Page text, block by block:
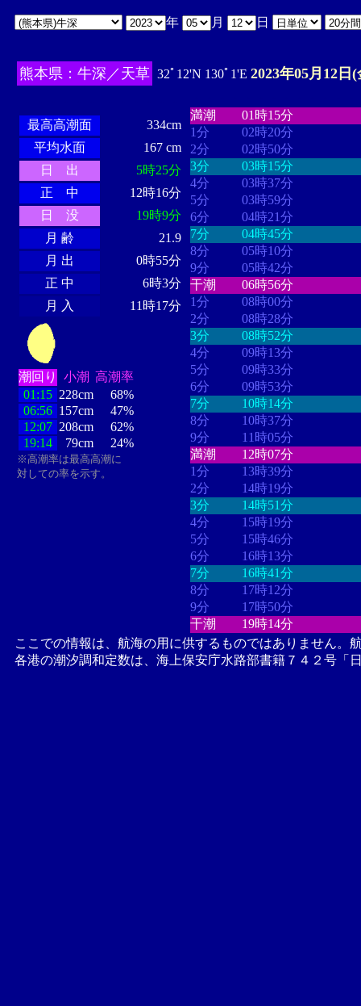
年 月 日
熊本県：牛深／天草 32ﾟ12'N 130ﾟ1'E 2023年05月12日(
最高高潮面
334cm
平均水面
167 cm
日 出
5時25分
正 中
12時16分
日 没
19時9分
月 齢
21.9
月 出
0時55分
正 中
6時3分
月 入
11時17分
潮回り 小潮 高潮率
01:15 228cm
68%
06:56 157cm
47%
12:07 208cm
62%
19:14
79cm 24%
※高潮率は最高高潮に
対しての率を示す。
満潮
01時15分
1分
02時20分
2分
02時50分
3分
03時15分
4分
03時37分
5分
03時59分
6分
04時21分
7分
04時45分
8分
05時10分
9分
05時42分
干潮
06時56分
1分
08時00分
2分
08時28分
3分
08時52分
4分
09時13分
5分
09時33分
6分
09時53分
7分
10時14分
8分
10時37分
9分
11時05分
満潮
12時07分
1分
13時39分
2分
14時19分
3分
14時51分
4分
15時19分
5分
15時46分
6分
16時13分
7分
16時41分
8分
17時12分
9分
17時50分
干潮
19時14分
ここでの情報は、航海の用に供するものではありません。
各港の潮汐調和定数は、海上保安庁水路部書籍７４２号「